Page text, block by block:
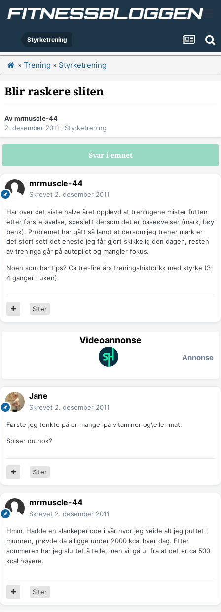
Styrketrening
» Trening » Styrketrening
Blir raskere sliten
Avmrmuscle-44
2. desember 2011 i Styrketrening
Svar i emnet
mrmuscle-44
Skrevet 2. desember 2011
Har over det siste halve året opplevd at treningene mister futten
etter første øvelse, spesiellt dersom det er baseøvelser (mark, bøy
benk). Problemet har gått så langt at dersom jeg trener mark er
det stort sett det eneste jeg får gjort skikkelig den dagen, resten
av treninga går på autopilot og mangler fokus.
Noen som har tips? Ca tre-fire års treningshistorikk med styrke (3-
4 ganger i uken).
Siter
Videoannonse
Annonse
Jane
Skrevet 2. desember 2011
Første jeg tenkte på er mangel på vitaminer og\eller mat.
Spiser du nok?
Siter
mrmuscle-44
Skrevet 2. desember 2011
Hmm. Hadde en slankeperiode i vår hvor jeg veide alt jeg puttet i
munnen, prøvde da å ligge under 2000 kcal hver dag. Etter
sommeren har jeg sluttet å telle, men vil gå ut fra at det er ca 500
kcal høyere.
Siter